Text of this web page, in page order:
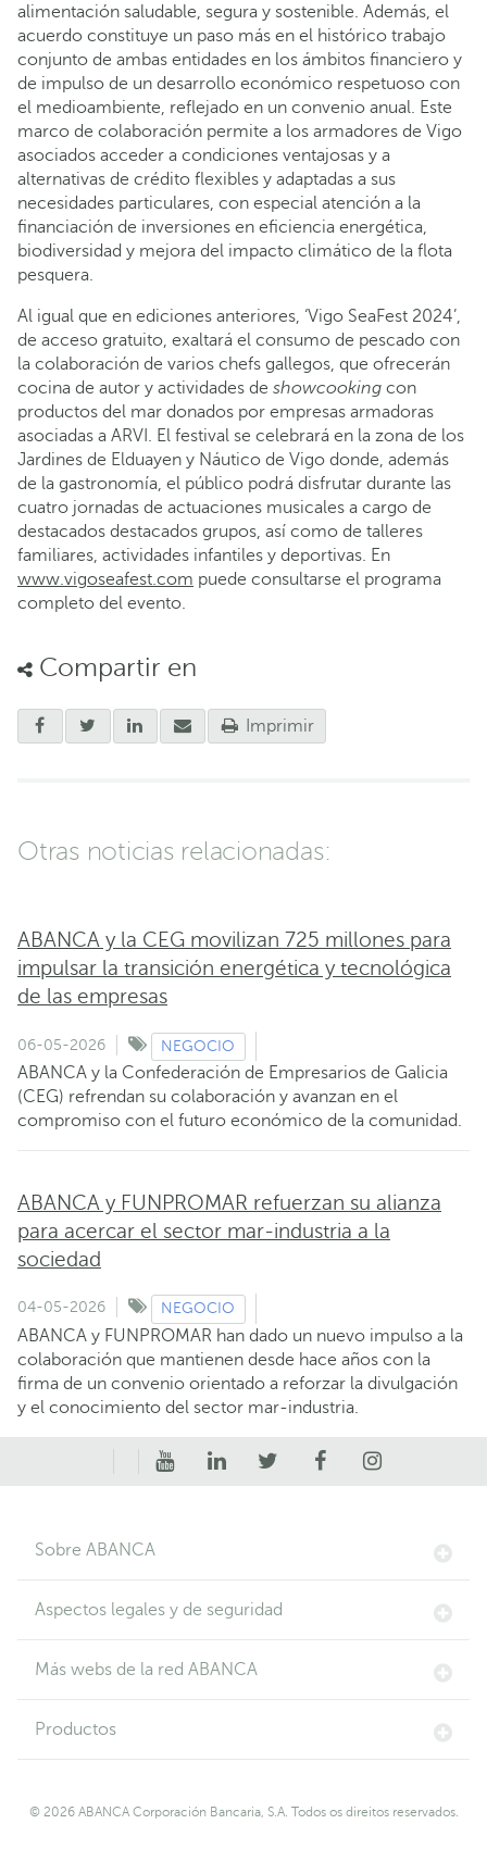
alimentación saludable, segura y sostenible. Además, el
acuerdo constituye un paso más en el histórico trabajo
conjunto de ambas entidades en los ámbitos financiero y
de impulso de un desarrollo económico respetuoso con
el medioambiente, reflejado en un convenio anual. Este
marco de colaboración permite a los armadores de Vigo
asociados acceder a condiciones ventajosas y a
alternativas de crédito flexibles y adaptadas a sus
necesidades particulares, con especial atención a la
financiación de inversiones en eficiencia energética,
biodiversidad y mejora del impacto climático de la flota
pesquera.
Al igual que en ediciones anteriores, ‘Vigo SeaFest 2024’,
de acceso gratuito, exaltará el consumo de pescado con
la colaboración de varios chefs gallegos, que ofrecerán
cocina de autor y actividades de showcooking con
productos del mar donados por empresas armadoras
asociadas a ARVI. El festival se celebrará en la zona de los
Jardines de Elduayen y Náutico de Vigo donde, además
de la gastronomía, el público podrá disfrutar durante las
cuatro jornadas de actuaciones musicales a cargo de
destacados destacados grupos, así como de talleres
familiares, actividades infantiles y deportivas. En
www.vigoseafest.com puede consultarse el programa
completo del evento.
Compartir en
Imprimir
Otras noticias relacionadas:
ABANCA y la CEG movilizan 725 millones para
impulsar la transición energética y tecnológica
de las empresas
06-05-2026 NEGOCIO
ABANCA y la Confederación de Empresarios de Galicia
(CEG) refrendan su colaboración y avanzan en el
compromiso con el futuro económico de la comunidad.
ABANCA y FUNPROMAR refuerzan su alianza
para acercar el sector mar-industria a la
sociedad
04-05-2026 NEGOCIO
ABANCA y FUNPROMAR han dado un nuevo impulso a la
colaboración que mantienen desde hace años con la
firma de un convenio orientado a reforzar la divulgación
y el conocimiento del sector mar-industria.
Sobre ABANCA
Aspectos legales y de seguridad
Más webs de la red ABANCA
Productos
© 2026 ABANCA Corporación Bancaria, S.A. Todos os direitos reservados.